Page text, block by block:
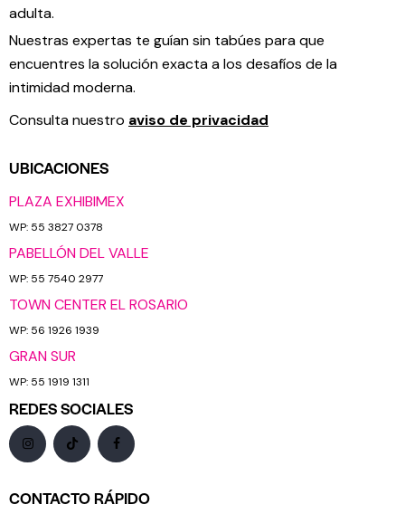
adulta.
Nuestras expertas te guían sin tabúes para que
encuentres la solución exacta a los desafíos de la
intimidad moderna.
Consulta nuestro aviso de privacidad
UBICACIONES
PLAZA EXHIBIMEX
WP: 55 3827 0378
PABELLÓN DEL VALLE
WP: 55 7540 2977
TOWN CENTER EL ROSARIO
WP: 56 1926 1939
GRAN SUR
WP: 55 1919 1311
REDES SOCIALES
CONTACTO RÁPIDO